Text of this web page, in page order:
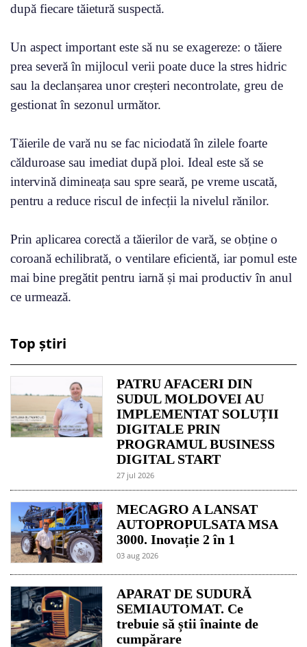
după fiecare tăietură suspectă.
Un aspect important este să nu se exagereze: o tăiere
prea severă în mijlocul verii poate duce la stres hidric
sau la declanșarea unor creșteri necontrolate, greu de
gestionat în sezonul următor.
Tăierile de vară nu se fac niciodată în zilele foarte
călduroase sau imediat după ploi. Ideal este să se
intervină dimineața sau spre seară, pe vreme uscată,
pentru a reduce riscul de infecții la nivelul rănilor.
Prin aplicarea corectă a tăierilor de vară, se obține o
coroană echilibrată, o ventilare eficientă, iar pomul este
mai bine pregătit pentru iarnă și mai productiv în anul
ce urmează.
Top știri
PATRU AFACERI DIN
SUDUL MOLDOVEI AU
IMPLEMENTAT SOLUȚII
DIGITALE PRIN
PROGRAMUL BUSINESS
DIGITAL START
27 jul 2026
MECAGRO A LANSAT
AUTOPROPULSATA MSA
3000. Inovație 2 în 1
03 aug 2026
APARAT DE SUDURĂ
SEMIAUTOMAT. Ce
trebuie să știi înainte de
cumpărare